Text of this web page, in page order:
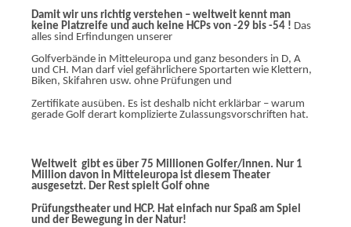
Damit wir uns richtig verstehen – weltweit kennt man
keine Platzreife und auch keine HCPs von -29 bis -54 ! Das
alles sind Erfindungen unserer
Golfverbände in Mitteleuropa und ganz besonders in D, A
und CH. Man darf viel gefährlichere Sportarten wie Klettern,
Biken, Skifahren usw. ohne Prüfungen und
Zertifikate ausüben. Es ist deshalb nicht erklärbar – warum
gerade Golf derart komplizierte Zulassungsvorschriften hat.
Weltweit gibt es über 75 Millionen Golfer/innen. Nur 1
Million davon in Mitteleuropa ist diesem Theater
ausgesetzt. Der Rest spielt Golf ohne
Prüfungstheater und HCP. Hat einfach nur Spaß am Spiel
und der Bewegung in der Natur!